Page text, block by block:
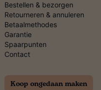
Bestellen & bezorgen
Retourneren & annuleren
Betaalmethodes
Garantie
Spaarpunten
Contact
Koop ongedaan maken